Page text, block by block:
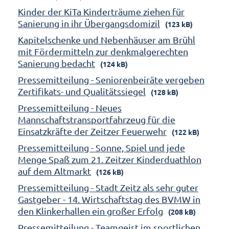
Kinder der KiTa Kinderträume ziehen für
Sanierung in ihr Übergangsdomizil
(123 kB)
Kapitelschenke und Nebenhäuser am Brühl
mit Fördermitteln zur denkmalgerechten
Sanierung bedacht
(124 kB)
Pressemitteilung - Seniorenbeiräte vergeben
Zertifikats- und Qualitätssiegel
(128 kB)
Pressemitteilung - Neues
Mannschaftstransportfahrzeug für die
Einsatzkräfte der Zeitzer Feuerwehr
(122 kB)
Pressemitteilung - Sonne, Spiel und jede
Menge Spaß zum 21. Zeitzer Kinderduathlon
auf dem Altmarkt
(126 kB)
Pressemitteilung - Stadt Zeitz als sehr guter
Gastgeber - 14. Wirtschaftstag des BVMW in
den Klinkerhallen ein großer Erfolg
(208 kB)